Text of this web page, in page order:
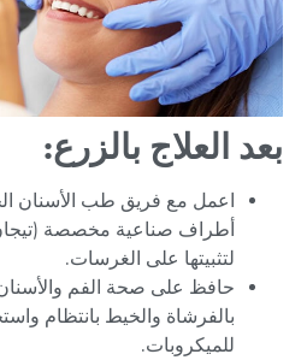
بعد العلاج بالزرع:
اعمل مع فريق طب الأسنان
أطراف صناعية مخصصة
لتثبيتها على الغرسات.
حافظ على صحة الفم
بالفرشاة والخيط بانتظام
للميكروبات.